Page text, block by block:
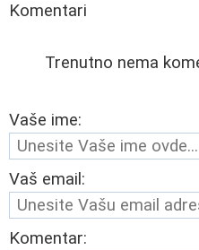
Komentari
Trenutno nema
Vaše ime:
Vaš email:
Komentar: